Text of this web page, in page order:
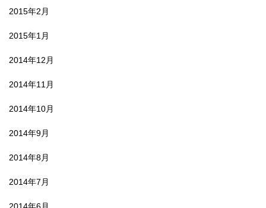
2015年2月
2015年1月
2014年12月
2014年11月
2014年10月
2014年9月
2014年8月
2014年7月